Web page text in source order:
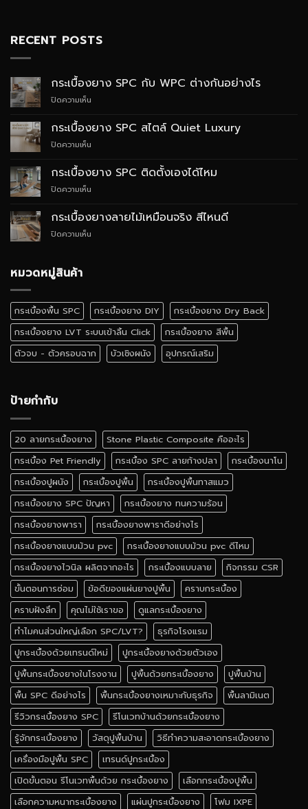
RECENT POSTS
กระเบื้องยาง SPC กับ WPC ต่างกันอย่างไร
ปิดความเห็น
ยาง
SPC
ต่าง
กระเบื้องยาง SPC สไตล์ Quiet Luxury
ปิดความเห็น
ยาง
SPC
Luxury
กระเบื้องยาง SPC ติดตั้งเองได้ไหม
ปิดความเห็น
ยาง
SPC
กระเบื้องยางลายไม้เหมือนจริง สีไหนดี
ปิดความเห็น
สี
ไหน
ดี
หมวดหมู่สินค้า
กระเบื้องพื้น SPC กระเบื้องยาง DIY
กระเบื้องยาง Dry Back
กระเบื้องยาง LVT ระบบเข้าลิ้น Click
กระเบื้องยาง สีพื้น
ตัวจบ - ตัวครอบฉาก
บัวเชิงผนัง อุปกรณ์เสริม
ป้ายกำกับ
20 ลายกระเบื้องยาง
Stone Plastic Composite คืออะไร
กระเบื้อง Pet Friendly
กระเบื้อง SPC ลายก้างปลา
กระเบื้องนาโน
กระเบื้องปูผนัง
กระเบื้องปูพื้น
กระเบื้องปูพื้นทาสแมว
กระเบื้องยาง SPC ปัญหา
กระเบื้องยาง ทนความร้อน
กระเบื้องยางพารา
กระเบื้องยางพาราดีอย่างไร
กระเบื้องยางแบบม้วน pvc
กระเบื้องยางแบบม้วน pvc ดีไหม
กระเบื้องยางไวนิล ผลิตจากอะไร
กระเบื้องแบบลาย
กิจกรรม CSR
ขั้นตอนการซ่อม
ข้อดีของแผ่นยางปูพื้น
คราบกระเบื้อง
คราบฝังลึก
คุณไม่ใช้เราขอ
ดูแลกระเบื้องยาง
ทำไมคนส่วนใหญ่เลือก SPC/LVT?
ธุรกิจโรงแรม
ปูกระเบื้องด้วยเทรนด์ใหม่
ปูกระเบื้องยางด้วยตัวเอง
ปูพื้นกระเบื้องยางในโรงงาน
ปูพื้นด้วยกระเบื้องยาง
ปูพื้นบ้าน
พื้น SPC ดีอย่างไร
พื้นกระเบื้องยางเหมาะกับธุรกิจ
พื้นลามิเนต
รีวิวกระเบื้องยาง SPC
รีโนเวทบ้านด้วยกระเบื้องยาง
รู้จักกระเบื้องยาง
วัสดุปูพื้นบ้าน
วิธีทำความสะอาดกระเบื้องยาง
เครื่องมือปูพื้น SPC
เทรนด์ปูกระเบื้อง
เปิดขั้นตอน รีโนเวทพื้นด้วย กระเบื้องยาง
เลือกกระเบื้องปูพื้น
เลือกความหนากระเบื้องยาง
แผ่นปูกระเบื้องยาง โฟม IXPE